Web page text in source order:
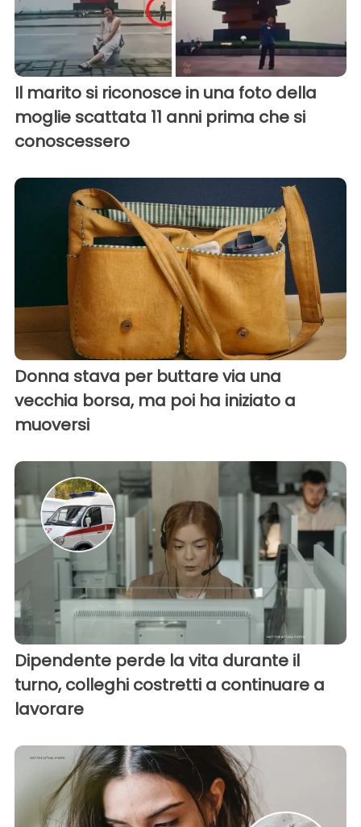
Il marito si riconosce in una foto della
moglie scattata 11 anni prima che si
conoscessero
Donna stava per buttare via una
vecchia borsa, ma poi ha iniziato a
muoversi
Dipendente perde la vita durante il
turno, colleghi costretti a continuare a
lavorare